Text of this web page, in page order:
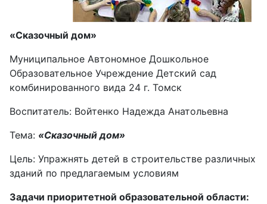
«Сказочный дом»
Муниципальное Автономное Дошкольное
Образовательное Учреждение Детский сад
комбинированного вида 24 г. Томск
Воспитатель: Войтенко Надежда Анатольевна
Тема: «Сказочный дом»
Цель: Упражнять детей в строительстве различных
зданий по предлагаемым условиям
Задачи приоритетной образовательной области: